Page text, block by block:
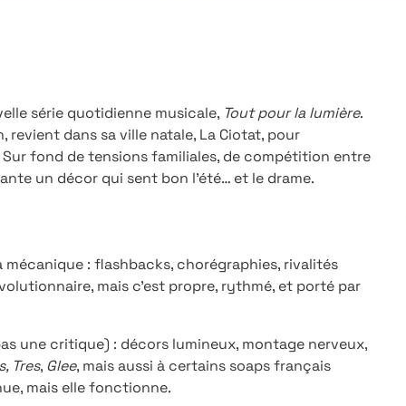
série quotidienne musicale, Tout pour la lumière.
revient dans sa ville natale, La Ciotat, pour
fond de tensions familiales, de compétition entre
un décor qui sent bon l’été… et le drame.
: flashbacks, chorégraphies, rivalités
mais c’est propre, rythmé, et porté par
une critique) : décors lumineux, montage nerveux,
Tres, Glee, mais aussi à certains soaps français
mais elle fonctionne.